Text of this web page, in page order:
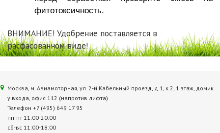
фитотоксичность.
ВНИМАНИЕ! Удобрение поставляется в
расфасованном виде!
Москва, м. Авиамоторная, ул. 2‑й Кабельный проезд, д.1, к.2, 1 этаж, домик
у входа, офис 112 (напротив лифта)
Телефон +7 (495) 649 17 95
пн-пт 11:00-20:00
сб-вс 11:00-18:00